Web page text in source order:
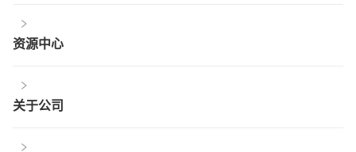
资源中心
关于公司